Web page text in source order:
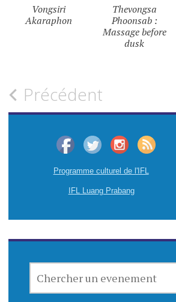
Vongsiri
Akaraphon
Thevongsa
Phoonsab :
Massage before
dusk
N
a
Précédent
Programme culturel de l'IFL
IFL Luang Prabang
UN